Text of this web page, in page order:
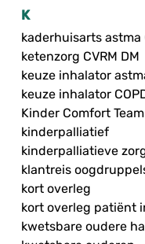
K
kaderhuisarts astma
ketenzorg CVRM DM
keuze inhalator
keuze inhalator
Kinder Comfort Team
kinderpalliatief
kinderpalliatieve
klantreis
kort overleg
kort overleg patiënt
kwetsbare oudere